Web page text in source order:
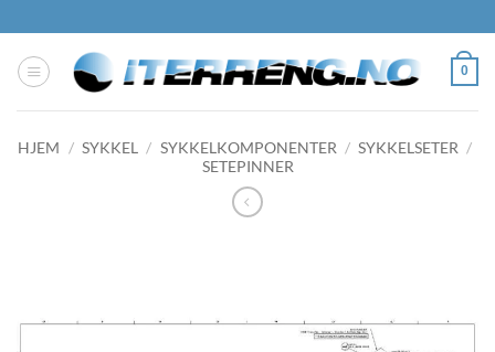
to
content
0
HJEM / SYKKEL / SYKKELKOMPONENTER / SYKKELSETER /
SETEPINNER